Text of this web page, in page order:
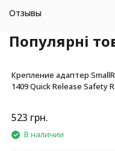
Отзывы
Популярні
Крепление адаптер
1409 Quick Release Safety
523 грн.
В наличии